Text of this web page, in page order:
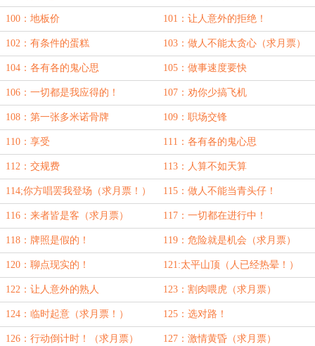
票！）
100：地板价 101：让人意外的拒绝！
102：有条件的蛋糕 103：做人不能太贪心（求月票）
104：各有各的鬼心思 105：做事速度要快
106：一切都是我应得的！ 107：劝你少搞飞机
108：第一张多米诺骨牌 109：职场交锋
110：享受 111：各有各的鬼心思
112：交规费 113：人算不如天算
114;你方唱罢我登场（求月票！） 115：做人不能当青头仔！
116：来者皆是客（求月票） 117：一切都在进行中！
118：牌照是假的！ 119：危险就是机会（求月票）
120：聊点现实的！ 121:太平山顶（人已经热晕！）
122：让人意外的熟人 123：割肉喂虎（求月票）
124：临时起意（求月票！） 125：选对路！
126：行动倒计时！（求月票） 127：激情黄昏（求月票）